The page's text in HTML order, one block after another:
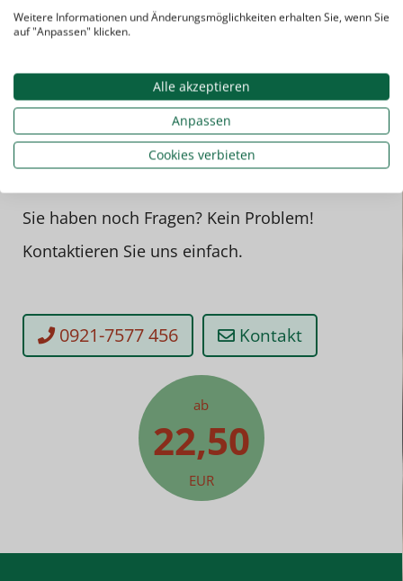
Sie haben noch Fragen? Kein Problem!
Kontaktieren Sie uns einfach.
0921-7577 456 Kontakt
ab
22,50
EUR
Weitere Informationen und Änderungsmöglichkeiten erhalten Sie, wenn Sie
auf "Anpassen" klicken.
Alle akzeptieren
Anpassen
Cookies verbieten